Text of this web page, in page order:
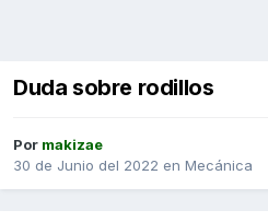
Duda sobre rodillos
Por makizae
30 de Junio del 2022 en Mecánica